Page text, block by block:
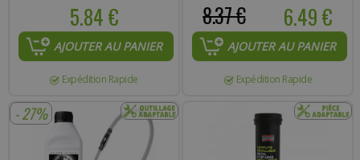
5.84 €
AJOUTER AU PANIER
Expédition Rapide
6.49 €
8.37 €
AJOUTER AU PANIER
Expédition Rapide
- 27%